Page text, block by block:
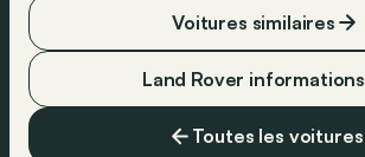
Toutes les voitures
Land Rover informations
Voitures similaires